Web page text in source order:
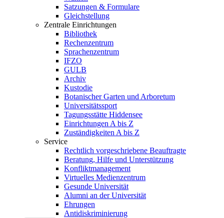
Satzungen & Formulare
Gleichstellung
Zentrale Einrichtungen
Bibliothek
Rechenzentrum
Sprachenzentrum
IFZO
GULB
Archiv
Kustodie
Botanischer Garten und Arboretum
Universitätssport
Tagungsstätte Hiddensee
Einrichtungen A bis Z
Zuständigkeiten A bis Z
Service
Rechtlich vorgeschriebene Beauftragte
Beratung, Hilfe und Unterstützung
Konfliktmanagement
Virtuelles Medienzentrum
Gesunde Universität
Alumni an der Universität
Ehrungen
Antidiskriminierung